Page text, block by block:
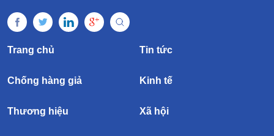
Trang chủ Tin tức
Chống hàng giả Kinh tế
Thương hiệu Xã hội